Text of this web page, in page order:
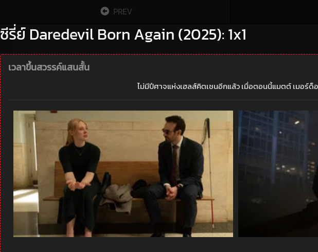
PREV
ซีรี่ย์ Daredevil Born Again (2025): 1x1
เวลาขึ้นสวรรค์แสนสั้น
ไม่มีปีศาจแห่งเฮลส์คิตเชนอีกแล้ว เมื่อตอนนี้แมตต์ เมอร์ด็